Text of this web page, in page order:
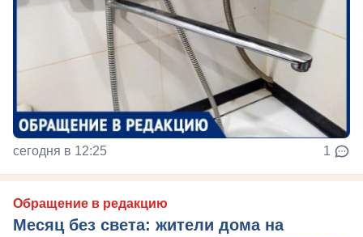
сегодня в 12:25 1
Обращение в редакцию
Месяц без света: жители дома на